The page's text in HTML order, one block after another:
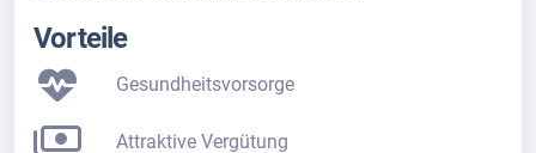
Vorteile
Gesundheitsvorsorge
Attraktive Vergütung